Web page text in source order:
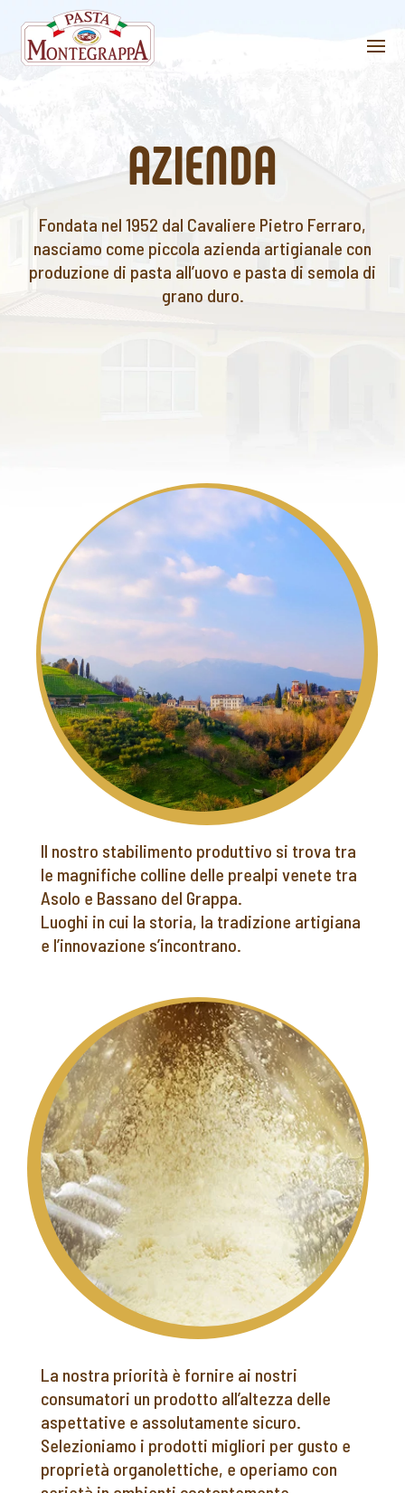
AZIENDA
Fondata nel 1952 dal Cavaliere Pietro Ferraro,
nasciamo come piccola azienda artigianale con
produzione di pasta all’uovo e pasta di semola di
grano duro.
Il nostro stabilimento produttivo si trova tra
le magnifiche colline delle prealpi venete tra
Asolo e Bassano del Grappa.
Luoghi in cui la storia, la tradizione artigiana
e l’innovazione s’incontrano.
La nostra priorità è fornire ai nostri
consumatori un prodotto all’altezza delle
aspettative e assolutamente sicuro.
Selezioniamo i prodotti migliori per gusto e
proprietà organolettiche, e operiamo con